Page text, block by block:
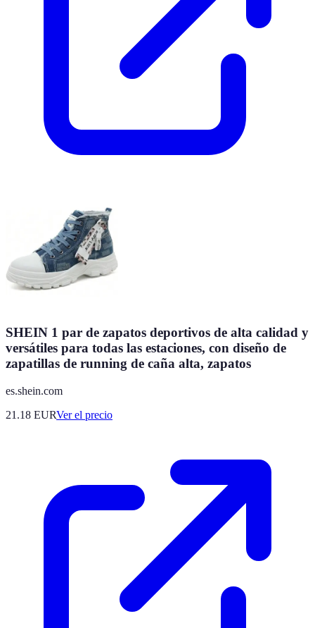
SHEIN 1 par de zapatos deportivos de alta calidad y
versátiles para todas las estaciones, con diseño de
zapatillas de running de caña alta, zapatos
es.shein.com
21.18 EURVer el precio